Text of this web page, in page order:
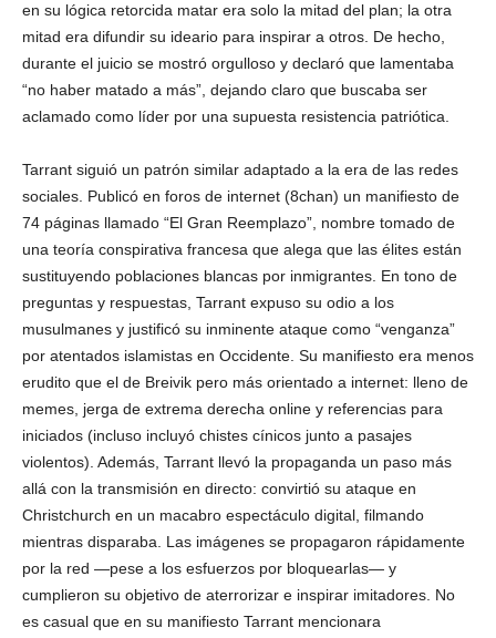
en su lógica retorcida matar era solo la mitad del plan; la otra
mitad era difundir su ideario para inspirar a otros. De hecho,
durante el juicio se mostró orgulloso y declaró que lamentaba
“no haber matado a más”, dejando claro que buscaba ser
aclamado como líder por una supuesta resistencia patriótica.
Tarrant siguió un patrón similar adaptado a la era de las redes
sociales. Publicó en foros de internet (8chan) un manifiesto de
74 páginas llamado “El Gran Reemplazo”, nombre tomado de
una teoría conspirativa francesa que alega que las élites están
sustituyendo poblaciones blancas por inmigrantes. En tono de
preguntas y respuestas, Tarrant expuso su odio a los
musulmanes y justificó su inminente ataque como “venganza”
por atentados islamistas en Occidente. Su manifiesto era menos
erudito que el de Breivik pero más orientado a internet: lleno de
memes, jerga de extrema derecha online y referencias para
iniciados (incluso incluyó chistes cínicos junto a pasajes
violentos). Además, Tarrant llevó la propaganda un paso más
allá con la transmisión en directo: convirtió su ataque en
Christchurch en un macabro espectáculo digital, filmando
mientras disparaba. Las imágenes se propagaron rápidamente
por la red —pese a los esfuerzos por bloquearlas— y
cumplieron su objetivo de aterrorizar e inspirar imitadores. No
es casual que en su manifiesto Tarrant mencionara